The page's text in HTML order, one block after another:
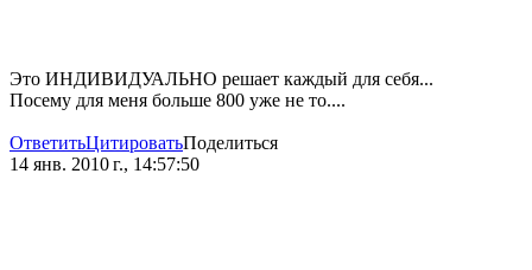
Это ИНДИВИДУАЛЬНО решает каждый для себя...
Посему для меня больше 800 уже не то....
ОтветитьЦитироватьПоделиться
14 янв. 2010 г., 14:57:50